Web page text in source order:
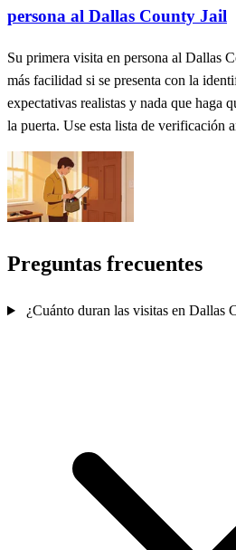
persona al Dallas County Jail
Su primera visita en persona al Dallas
más facilidad si se presenta con la
expectativas realistas y nada que haga
la puerta. Use esta lista de verificación
Preguntas frecuentes
¿Cuánto duran las visitas en Dallas